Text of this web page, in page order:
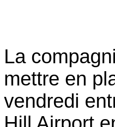
La
mettre en
vendredi